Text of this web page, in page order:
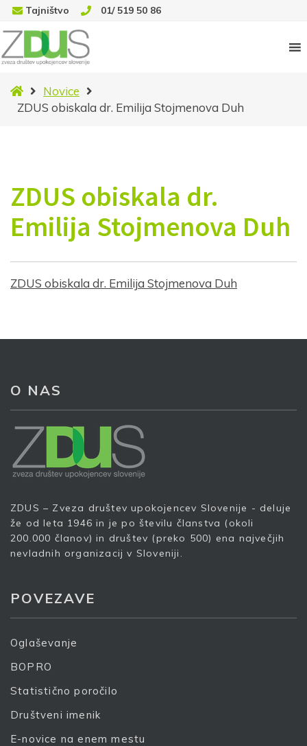
Tajništvo 01/ 519 50 86
DomovNovice
ZDUS obiskala dr. Emilija Stojmenova Duh
ZDUS obiskala dr.
Emilija Stojmenova Duh
ZDUS obiskala dr. Emilija Stojmenova Duh
O NAS
ZDUS – Zveza društev upokojencev Slovenije - deluje
že od leta 1946 in je po številu članstva (okoli
200.000 članov) in društev (preko 500) ena največjih
nevladnih organizacij v Sloveniji.
POVEZAVE
Oglaševanje
BOPRO
Statistično poročilo
Društveni imenik
E-novice na enem mestu
Prijava na e-novice
S prijavo dovoljujem, da podjetje ZDUS moje osebne
podatke obdeluje z namenom prejemanja e-novic
Prijava